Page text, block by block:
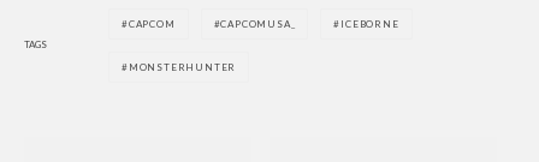
TAGS
CAPCOM CAPCOMUSA_ ICEBORNE
MONSTERHUNTER